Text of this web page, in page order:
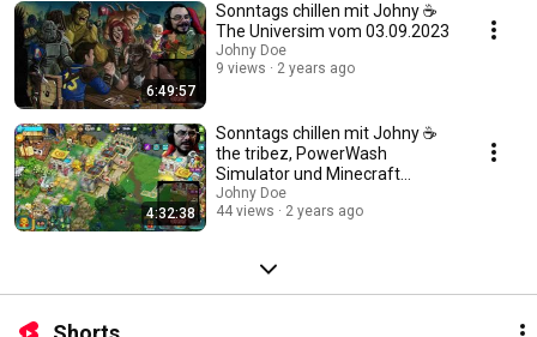
6:49:57
Sonntags chillen mit Johny ☕
The Universim vom 03.09.2023
Johny Doe
9 views
2 years ago
4:32:38
Sonntags chillen mit Johny ☕
the tribez, PowerWash
Simulator und Minecraft
Legends vom 13.08.2023
Johny Doe
44 views
2 years ago